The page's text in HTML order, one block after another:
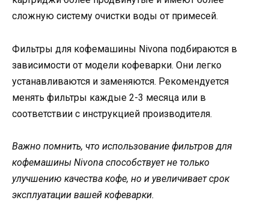
сложную систему очистки воды от примесей.
Фильтры для кофемашины Nivona подбираются в
зависимости от модели кофеварки. Они легко
устанавливаются и заменяются. Рекомендуется
менять фильтры каждые 2-3 месяца или в
соответствии с инструкцией производителя.
Важно помнить, что использование фильтров для
кофемашины Nivona способствует не только
улучшению качества кофе, но и увеличивает срок
эксплуатации вашей кофеварки.